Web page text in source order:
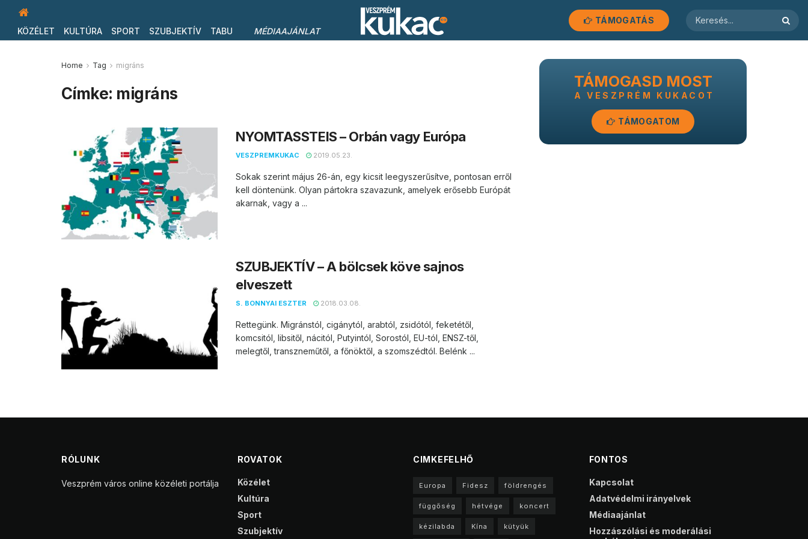
KÖZÉLET KULTÚRA SPORT SZUBJEKTÍV TABU MÉDIAAJÁNLAT
TÁMOGATÁS
Home Tag migráns
Címke: migráns
NYOMTASSTEIS – Orbán vagy Európa
VESZPREMKUKAC 2019.05.23.
Sokak szerint május 26-án, egy kicsit leegyszerűsítve, pontosan erről
kell döntenünk. Olyan pártokra szavazunk, amelyek erősebb Európát
akarnak, vagy a ...
SZUBJEKTÍV – A bölcsek köve sajnos
elveszett
S. BONNYAI ESZTER 2018.03.08.
Rettegünk. Migránstól, cigánytól, arabtól, zsidótól, feketétől,
komcsitól, libsitől, nácitól, Putyintól, Sorostól, EU-tól, ENSZ-től,
melegtől, transzneműtől, a főnöktől, a szomszédtól. Belénk ...
TÁMOGASD MOST
A VESZPRÉM KUKACOT
TÁMOGATOM
RÓLUNK
Veszprém város online közéleti portálja
ROVATOK
Közélet
Kultúra
Sport
Szubjektív
CIMKEFELHŐ
Europa Fidesz földrengés
függőség hétvége koncert
kézilabda Kína kütyük
FONTOS
Kapcsolat
Adatvédelmi irányelvek
Médiaajánlat
Hozzászólási és moderálási